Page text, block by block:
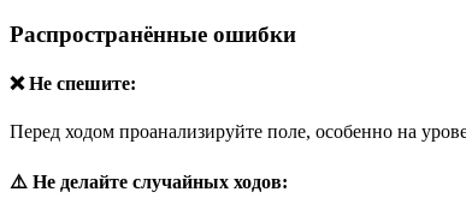
Распространённые ошибки
❌ Не спешите:
Перед ходом проанализируйте поле, особенно на
⚠️ Не делайте случайных ходов: